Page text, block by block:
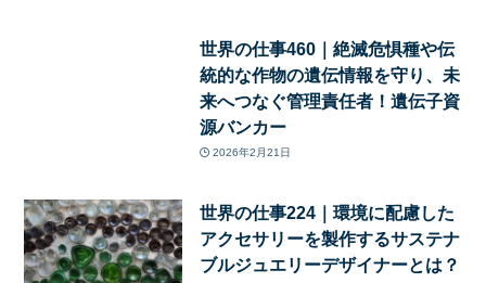
世界の仕事460｜絶滅危惧種や伝
統的な作物の遺伝情報を守り、未
来へつなぐ管理責任者！遺伝子資
源バンカー
2026年2月21日
世界の仕事224｜環境に配慮した
アクセサリーを製作するサステナ
ブルジュエリーデザイナーとは？